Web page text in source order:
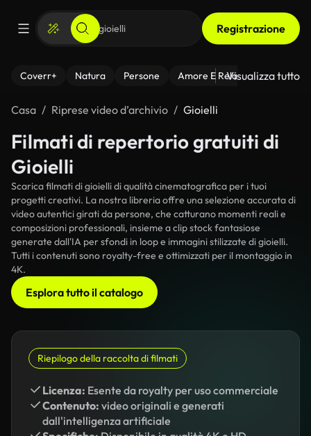
Registrazione
Coverr+ Natura Persone Amore E Relazioni Il
Visualizza tutto
Casa Riprese video d’archivio Gioielli
Filmati di repertorio gratuiti di
Gioielli
Scarica filmati di gioielli di qualità cinematografica per i tuoi
progetti creativi. La nostra libreria offre una selezione accurata di
video autentici girati da persone, che catturano momenti reali e
composizioni professionali, insieme a clip stock fantasiose
generate dall'IA per sfondi in loop e immagini stilizzate di gioielli.
Tutti i contenuti sono royalty-free e ottimizzati per il montaggio in
4K.
Esplora tutto il catalogo
Riepilogo della raccolta di filmati
Licenza: Esente da royalty per uso commerciale
Contenuto: video originali e generati
dall'intelligenza artificiale